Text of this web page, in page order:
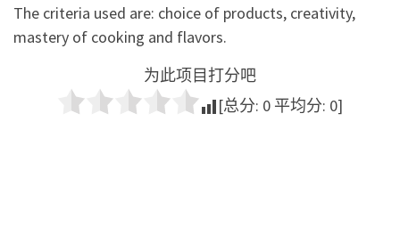
The criteria used are: choice of products, creativity,
mastery of cooking and flavors.
为此项目打分吧
[总分: 0 平均分: 0]